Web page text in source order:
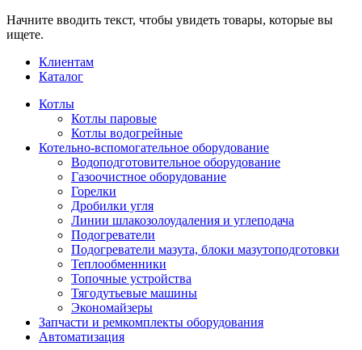
Начните вводить текст, чтобы увидеть товары, которые вы
ищете.
Клиентам
Каталог
Котлы
Котлы паровые
Котлы водогрейные
Котельно-вспомогательное оборудование
Водоподготовительное оборудование
Газоочистное оборудование
Горелки
Дробилки угля
Линии шлакозолоудаления и углеподача
Подогреватели
Подогреватели мазута, блоки мазутоподготовки
Теплообменники
Топочные устройства
Тягодутьевые машины
Экономайзеры
Запчасти и ремкомплекты оборудования
Автоматизация